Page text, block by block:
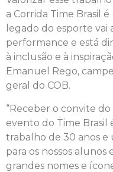
a Corrida Time Brasil é
legado do esporte vai
performance e está
à inclusão e à
Emanuel Rego,
geral do COB.
“Receber o convite do
evento do Time Brasil
trabalho de 30 anos e
para os nossos
grandes nomes e